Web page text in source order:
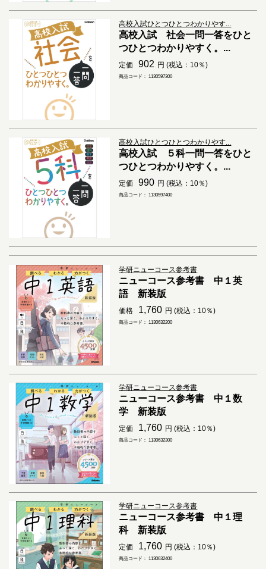
高校入試ひとつひとつわかりやす...
高校入試 社会一問一答をひと
つひとつわかりやすく。...
定価 902 円 (税込：10％)
商品コード： 1130597300
高校入試ひとつひとつわかりやす...
高校入試 ５科一問一答をひと
つひとつわかりやすく。...
定価 990 円 (税込：10％)
商品コード： 1130597400
学研ニューコース参考書
ニューコース参考書 中１英
語 新装版
価格 1,760 円 (税込：10％)
商品コード： 1130632200
学研ニューコース参考書
ニューコース参考書 中１数
学 新装版
定価 1,760 円 (税込：10％)
商品コード： 1130632300
学研ニューコース参考書
ニューコース参考書 中１理
科 新装版
定価 1,760 円 (税込：10％)
商品コード： 1130632400